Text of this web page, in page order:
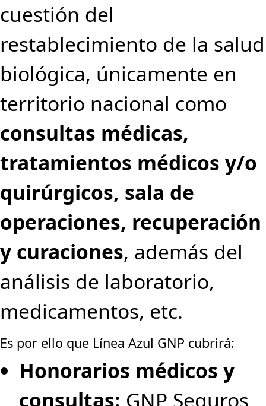
cuestión del
restablecimiento de la salud
biológica, únicamente en
territorio nacional como
consultas médicas,
tratamientos médicos y/o
quirúrgicos, sala de
operaciones, recuperación
y curaciones, además del
análisis de laboratorio,
medicamentos, etc.
Es por ello que Línea Azul GNP cubrirá:
Honorarios médicos y
consultas: GNP Seguros